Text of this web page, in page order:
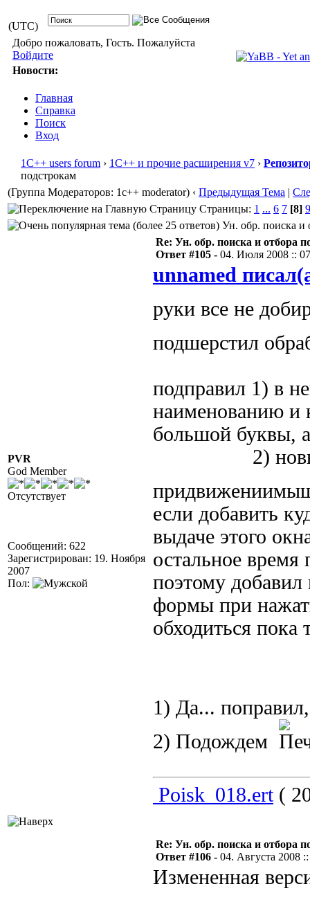
(UTC)
Добро пожаловать, Гость. Пожалуйста
Войдите
Новости:
Главная
Справка
Поиск
Вход
1С++ users forum › 1С++ и прочие расширения v7 ›
подстрокам
(Группа Модераторов: 1c++ moderator) ‹ Предыдущая Тема |
Страницы: 1 ... 6 7 [8] 9
Ун. обр. поиска и
PVR
God Member
Отсутствует
Сообщений: 622
Зарегистрирован: 19. Ноября
2007
Пол:
Re: Ун. обр. поиска и отбора
Ответ #105 - 04. Июля 2008 ::
unnamed
руки все не
подшерстил
подправил 1) в
наименованию и
большой буквы,
2) новый
если добавить
выдаче этого
остальное
поэтому
формы при
обходиться пока
1) Да...
2) Подождем
Poisk_018.ert(
Re: Ун. обр. поиска и отбора
Ответ #106 - 04. Августа 2008
Измененная